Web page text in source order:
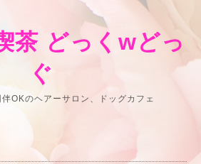
茶 どっくwどっ
ぐ
OKのヘアーサロン、ドッグカフェ